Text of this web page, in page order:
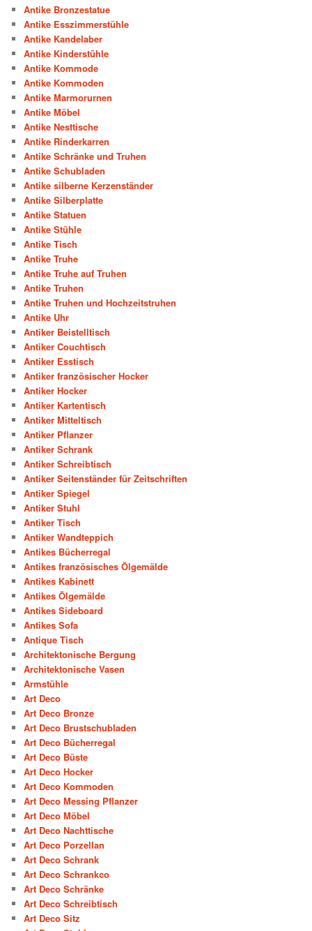
Antike Bronzestatue
Antike Esszimmerstühle
Antike Kandelaber
Antike Kinderstühle
Antike Kommode
Antike Kommoden
Antike Marmorurnen
Antike Möbel
Antike Nesttische
Antike Rinderkarren
Antike Schränke und Truhen
Antike Schubladen
Antike silberne Kerzenständer
Antike Silberplatte
Antike Statuen
Antike Stühle
Antike Tisch
Antike Truhe
Antike Truhe auf Truhen
Antike Truhen
Antike Truhen und Hochzeitstruhen
Antike Uhr
Antiker Beistelltisch
Antiker Couchtisch
Antiker Esstisch
Antiker französischer Hocker
Antiker Hocker
Antiker Kartentisch
Antiker Mitteltisch
Antiker Pflanzer
Antiker Schrank
Antiker Schreibtisch
Antiker Seitenständer für Zeitschriften
Antiker Spiegel
Antiker Stuhl
Antiker Tisch
Antiker Wandteppich
Antikes Bücherregal
Antikes französisches Ölgemälde
Antikes Kabinett
Antikes Ölgemälde
Antikes Sideboard
Antikes Sofa
Antique Tisch
Architektonische Bergung
Architektonische Vasen
Armstühle
Art Deco
Art Deco Bronze
Art Deco Brustschubladen
Art Deco Bücherregal
Art Deco Büste
Art Deco Hocker
Art Deco Kommoden
Art Deco Messing Pflanzer
Art Deco Möbel
Art Deco Nachttische
Art Deco Porzellan
Art Deco Schrank
Art Deco Schrankco
Art Deco Schränke
Art Deco Schreibtisch
Art Deco Sitz